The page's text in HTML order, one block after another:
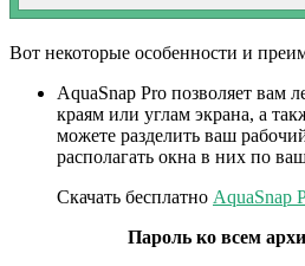
Вот некоторые особенности и
AquaSnap Pro позволяет вам
краям или углам экрана, а
можете разделить ваш
располагать окна в них по
Скачать бесплатно AquaSnap
Пароль ко всем